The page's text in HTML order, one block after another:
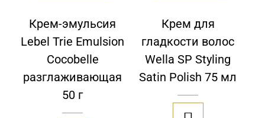
Крем-эмульсия
Lebel Trie Emulsion
Cocobelle
разглаживающая
50 г
Крем для
гладкости волос
Wella SP Styling
Satin Polish 75 мл